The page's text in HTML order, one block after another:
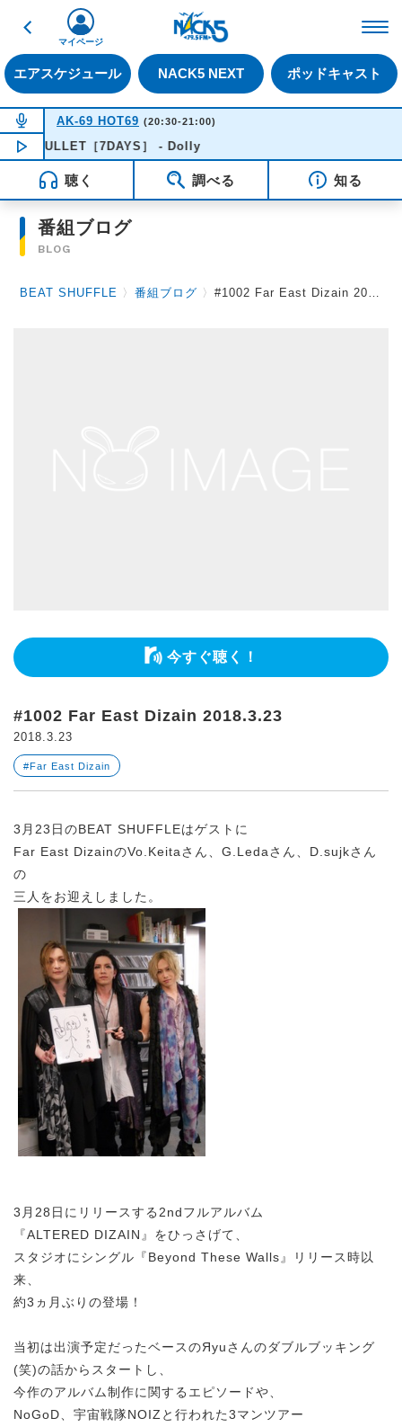
戻る
エアスケジュール NACK5 NEXT ポッドキャスト
マイページ
NOW ON AIR
AK-69 HOT69 (20:30-21:00)
NOW PLAYING20:21
［7DAYS］ - Dolly
聴く 調べる 知る
番組ブログ
BLOG
BEAT SHUFFLE 〉番組ブログ 〉#1002 Far East Dizain 2018.3.23
今すぐ聴く！
#1002 Far East Dizain 2018.3.23
2018.3.23
#Far East Dizain
3月23日のBEAT SHUFFLEはゲストに
Far East DizainのVo.Keitaさん、G.Ledaさん、D.sujkさん
の
三人をお迎えしました。
3月28日にリリースする2ndフルアルバム
『ALTERED DIZAIN』をひっさげて、
スタジオにシングル『Beyond These Walls』リリース時以
来、
約3ヵ月ぶりの登場！
当初は出演予定だったベースのЯyuさんのダブルブッキング
(笑)の話からスタートし、
今作のアルバム制作に関するエピソードや、
NoGoD、宇宙戦隊NOIZと行われた3マンツアー